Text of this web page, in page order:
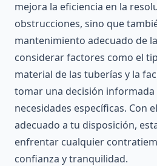
mejora la eficiencia en la
obstrucciones, sino que
mantenimiento adecuado de
considerar factores como el
material de las tuberías y la
tomar una decisión informada
necesidades específicas. Con
adecuado a tu disposición,
enfrentar cualquier
confianza y tranquilidad.